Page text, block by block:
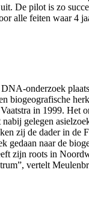
De pilot is zo
alle feiten waar 4
onderzoek
biogeografische
in 1999. Het
gelegen
zij de dader in de
naar de
zijn roots in
vertelt